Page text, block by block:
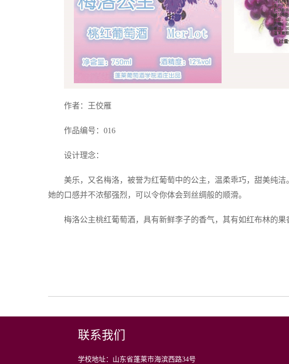
作者：王佼雁
作品编号：016
设计理念：
美乐，又名梅洛，被誉为红葡萄中的公主，温柔乖巧，甜美纯
她的口感并不浓郁强烈，可以令你体会到丝绸般的顺滑。
梅洛公主桃红葡萄酒，具有新鲜李子的香气，其有如红布林的
联系我们
学校地址：山东省蓬莱市海滨西路34号